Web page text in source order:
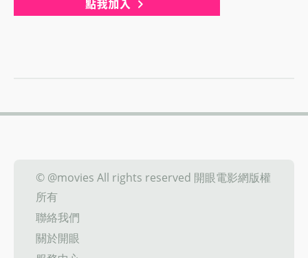
© @movies All rights reserved 開眼電影網版權
所有
聯絡我們
關於開眼